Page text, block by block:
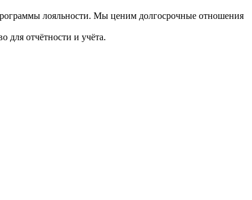
лояльности. Мы ценим долгосрочные отношения
для отчётности и учёта.